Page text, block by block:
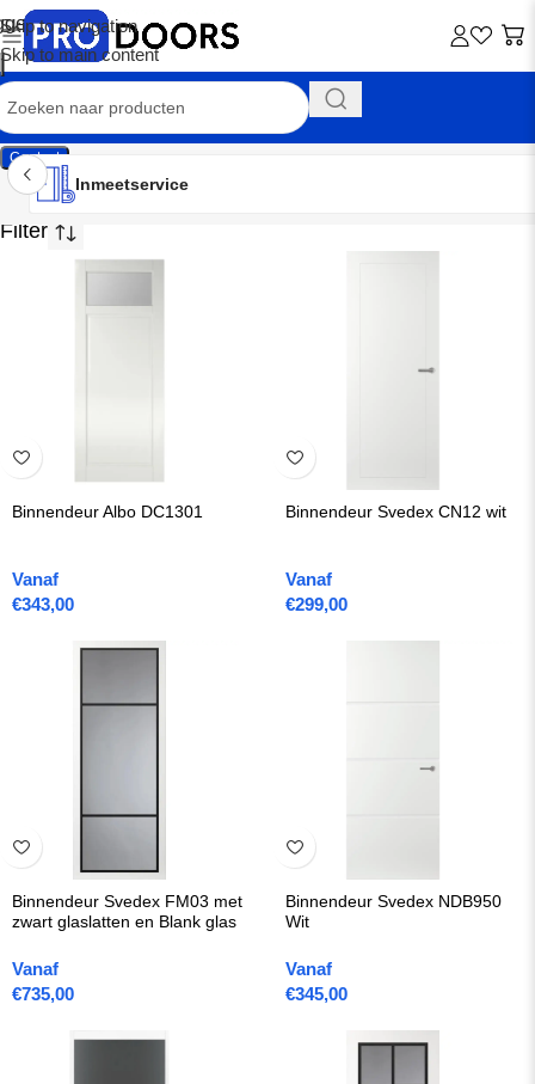
Skip to navigation
Skip to main content
Contact
Inmeetservice
Montageservice
Advies op maat
Showroom
Inmeetservice
Binnendeuren in Alkmaar
Binnendeur Albo DC1301
Vanaf
€343,00
Binnendeur Svedex CN12 wit
Vanaf
€299,00
Binnendeur Svedex FM03 met
zwart glaslatten en Blank glas
Vanaf
€735,00
Binnendeur Svedex NDB950
Wit
Vanaf
€345,00